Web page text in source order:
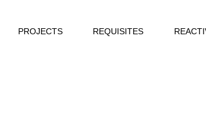
PROJECTS REQUISITES